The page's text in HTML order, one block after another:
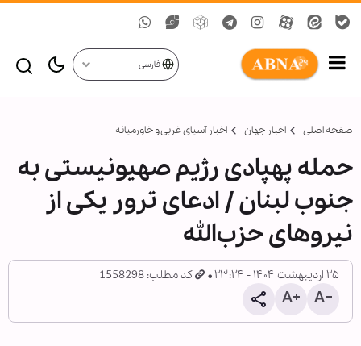
فارسی
صفحه اصلی اخبار جهان اخبار آسیای غربی و خاورمیانه
حمله پهپادی رژیم صهیونیستی به
جنوب لبنان / ادعای ترور یکی از
نیروهای حزب‌الله
۲۵ اردیبهشت ۱۴۰۴ - ۲۳:۲۴ کد مطلب: 1558298